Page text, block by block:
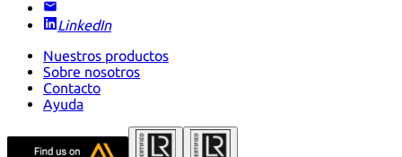
LinkedIn
Nuestros productos
Sobre nosotros
Contacto
Ayuda